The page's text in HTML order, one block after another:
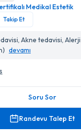
Profil Fotoğrafı
Medikal Estetik
Takip Et
Akne tedavisi, Alerji
devamı
Soru Sor
Randevu Talep Et